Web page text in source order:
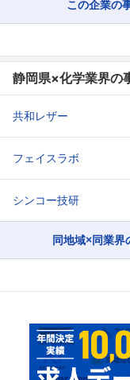
この企業の
静岡県×化学業界の
共和レザー
フェイスラボ
シンコー技研
同地域×同業界